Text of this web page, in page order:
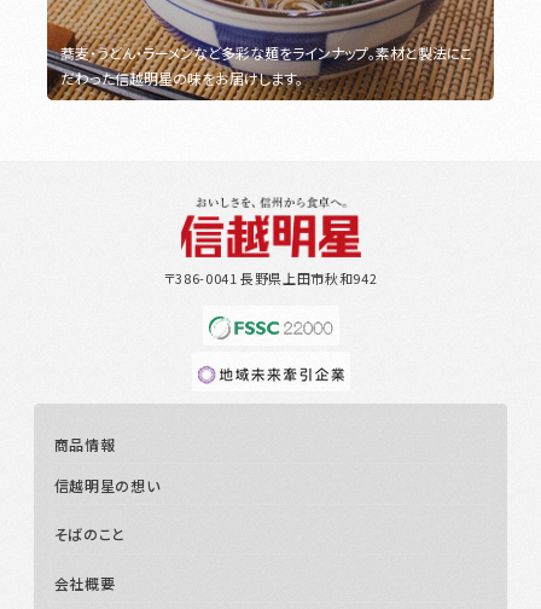
蕎麦・うどん・ラーメンなど多彩な麺をラインナップ。素材と製法にこ
だわった信越明星の味をお届けします。
〒386-0041 長野県上田市秋和942
商品情報
信越明星の想い
そばのこと
会社概要